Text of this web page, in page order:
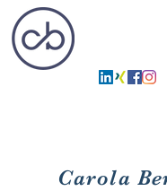
Carola